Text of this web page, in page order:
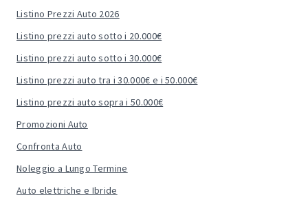
Listino Prezzi Auto 2026
Listino prezzi auto sotto i 20.000€
Listino prezzi auto sotto i 30.000€
Listino prezzi auto tra i 30.000€ e i 50.000€
Listino prezzi auto sopra i 50.000€
Promozioni Auto
Confronta Auto
Noleggio a Lungo Termine
Auto elettriche e Ibride